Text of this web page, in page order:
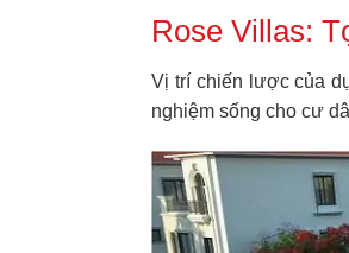
Rose Villas:
Vị trí chiến lược của
nghiệm sống cho cư